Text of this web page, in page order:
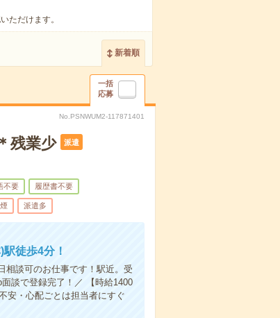
ただけます。
新着順
一括
応募
No.PSNWUM2-117871401
残業少 派遣
不要 履歴書不要
派遣多
徒歩4分！
相談可のお仕事です！駅近。受
談で登録完了！／ 【時給1400
安・心配ごとは担当者にすぐ